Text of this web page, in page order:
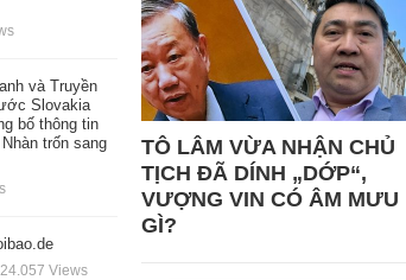
và Truyền
Slovakia
bố thông tin
trốn sang
Views
TÔ LÂM VỪA NHẬN CHỦ
TỊCH ĐÃ DÍNH „DỚP“,
VƯỢNG VIN CÓ ÂM MƯU
GÌ?